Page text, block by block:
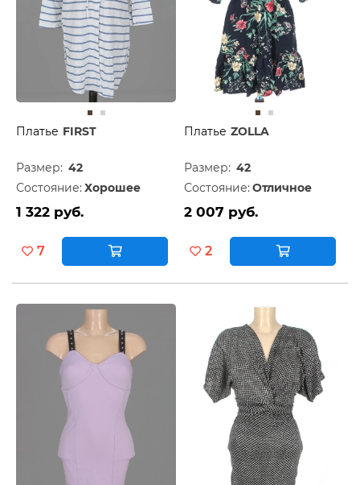
Платье FIRST
Размер: 42
Состояние: Хорошее
1 322 руб.
7
Платье ZOLLA
Размер: 42
Состояние: Отличное
2 007 руб.
2